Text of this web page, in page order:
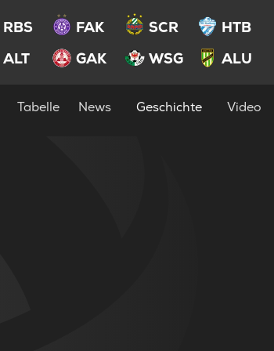
RBS FAK SCR
HTB
ALT GAK WSG ALU
Tabelle News Geschichte Video